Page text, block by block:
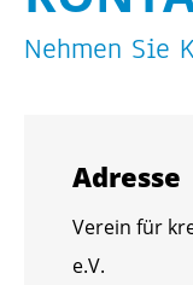
Neh­men Sie
Adres­se
Ver­ein für
e.V.